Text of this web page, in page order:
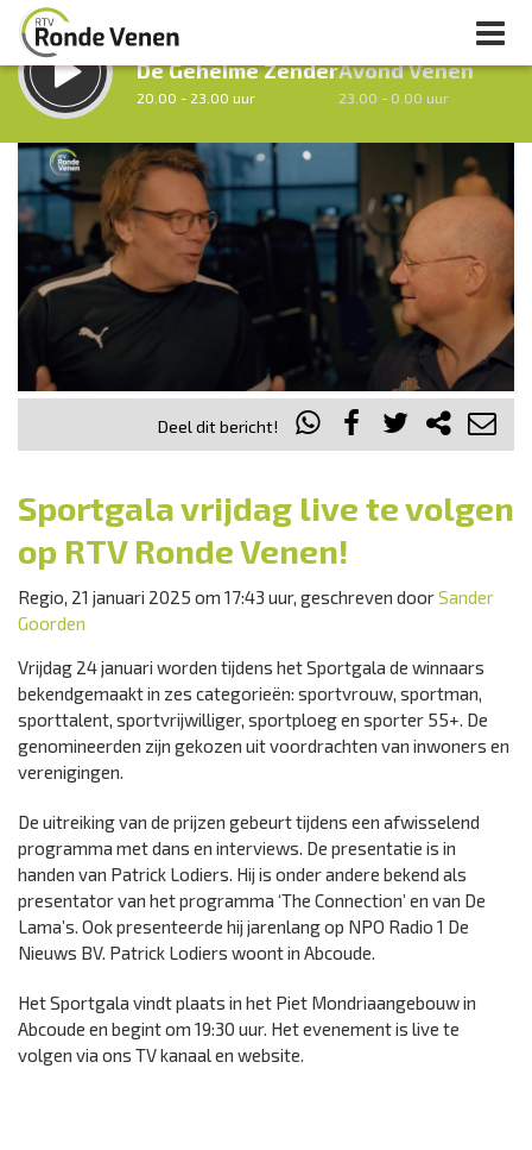
LUISTER LIVE:
De Geheime Zender
20.00 - 23.00 uur
Avond Venen
23.00 - 0.00 uur
Vorig uur uur 1 van 0
Inklappen
Deel dit bericht!
Sportgala vrijdag live te volgen
op RTV Ronde Venen!
Regio, 21 januari 2025 om 17:43 uur, geschreven doorSander
Goorden
Vrijdag 24 januari worden tijdens het Sportgala de winnaars
bekendgemaakt in zes categorieën: sportvrouw, sportman,
sporttalent, sportvrijwilliger, sportploeg en sporter 55+. De
genomineerden zijn gekozen uit voordrachten van inwoners en
verenigingen.
De uitreiking van de prijzen gebeurt tijdens een afwisselend
programma met dans en interviews. De presentatie is in
handen van Patrick Lodiers. Hij is onder andere bekend als
presentator van het programma ‘The Connection’ en van De
Lama’s. Ook presenteerde hij jarenlang op NPO Radio 1 De
Nieuws BV. Patrick Lodiers woont in Abcoude.
Het Sportgala vindt plaats in het Piet Mondriaangebouw in
Abcoude en begint om 19:30 uur. Het evenement is live te
volgen via ons TV kanaal en website.